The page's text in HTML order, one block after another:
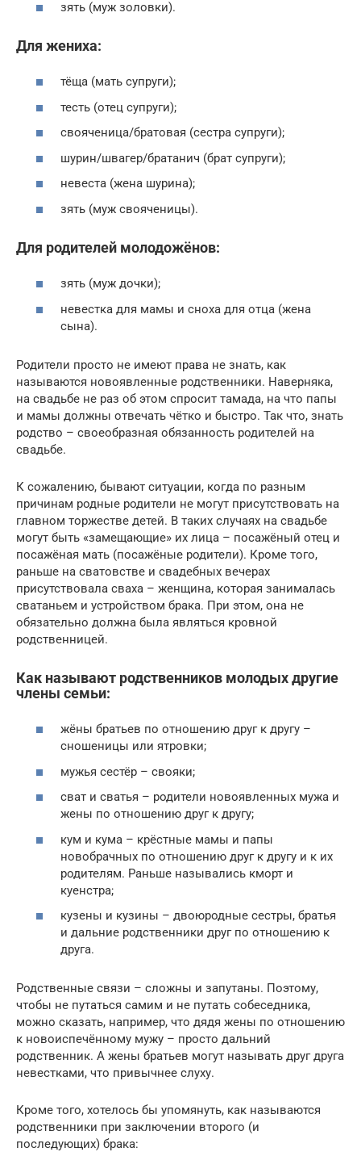
зять (муж золовки).
Для жениха:
тёща (мать супруги);
тесть (отец супруги);
свояченица/братовая (сестра супруги);
шурин/швагер/братанич (брат супруги);
невеста (жена шурина);
зять (муж свояченицы).
Для родителей молодожёнов:
зять (муж дочки);
невестка для мамы и сноха для отца (жена
сына).
Родители просто не имеют права не знать, как
называются новоявленные родственники. Наверняка,
на свадьбе не раз об этом спросит тамада, на что папы
и мамы должны отвечать чётко и быстро. Так что, знать
родство – своеобразная обязанность родителей на
свадьбе.
К сожалению, бывают ситуации, когда по разным
причинам родные родители не могут присутствовать на
главном торжестве детей. В таких случаях на свадьбе
могут быть «замещающие» их лица – посажёный отец и
посажёная мать (посажёные родители). Кроме того,
раньше на сватовстве и свадебных вечерах
присутствовала сваха – женщина, которая занималась
сватаньем и устройством брака. При этом, она не
обязательно должна была являться кровной
родственницей.
Как называют родственников молодых другие
члены семьи:
жёны братьев по отношению друг к другу –
сношеницы или ятровки;
мужья сестёр – свояки;
сват и сватья – родители новоявленных мужа и
жены по отношению друг к другу;
кум и кума – крёстные мамы и папы
новобрачных по отношению друг к другу и к их
родителям. Раньше назывались кморт и
куенстра;
кузены и кузины – двоюродные сестры, братья
и дальние родственники друг по отношению к
друга.
Родственные связи – сложны и запутаны. Поэтому,
чтобы не путаться самим и не путать собеседника,
можно сказать, например, что дядя жены по отношению
к новоиспечённому мужу – просто дальний
родственник. А жены братьев могут называть друг друга
невестками, что привычнее слуху.
Кроме того, хотелось бы упомянуть, как называются
родственники при заключении второго (и
последующих) брака: